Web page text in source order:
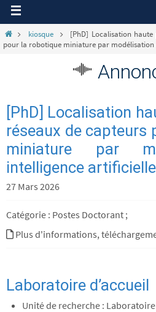
Homekiosque
[PhD] Localisation
pour la robotique miniature par
[PhD] Localisation
réseaux de capteurs
miniature par
intelligence artificielle
27 Mars 2026
Catégorie : Postes Doctorant ;
Plus d'informations,
Laboratoire d’accueil
Unité de recherche :